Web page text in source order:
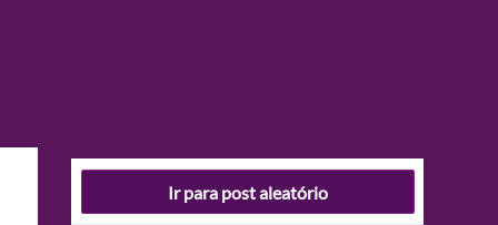
Ir para post aleatório